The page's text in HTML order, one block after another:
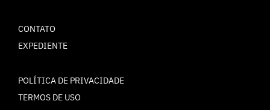
CONTATO
EXPEDIENTE
POLÍTICA DE PRIVACIDADE
TERMOS DE USO